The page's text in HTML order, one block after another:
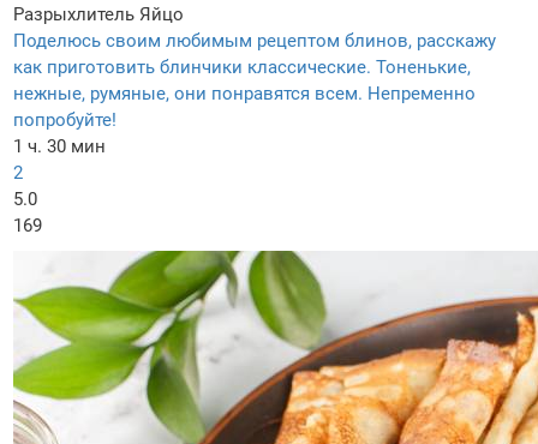
Разрыхлитель Яйцо
Поделюсь своим любимым рецептом блинов, расскажу
как приготовить блинчики классические. Тоненькие,
нежные, румяные, они понравятся всем. Непременно
попробуйте!
1 ч. 30 мин
2
5.0
169